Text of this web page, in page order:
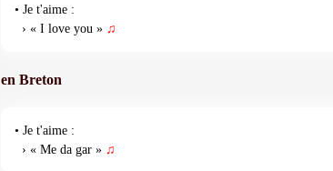
• Je t'aime :
› « I love you » ♫
en Breton
• Je t'aime :
› « Me da gar » ♫